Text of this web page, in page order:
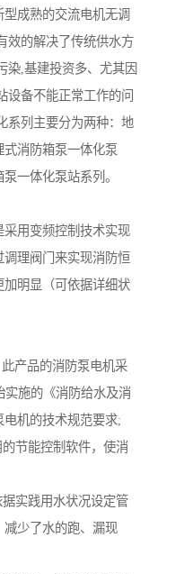
成熟的交流电机无调
效的解决了传统供水方
染,基建投资多、尤其因
设备不能正常工作的问
系列主要分为两种：地
式消防箱泵一体化泵
一体化泵站系列。
用变频控制技术实现
理阀门来实现消防恒
明显（可依据详细状
产品的消防泵电机采
实施的《消防给水及消
机的技术规范要求;
节能控制软件，使消
;
实践用水状况设定管
减少了水的跑、漏现